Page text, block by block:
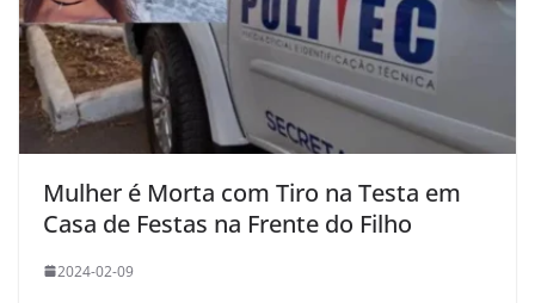
Mulher é Morta com Tiro na Testa em
Casa de Festas na Frente do Filho
2024-02-09